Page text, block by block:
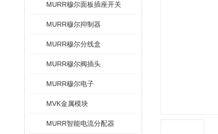
MURR穆尔面板插座开关
MURR穆尔抑制器
MURR穆尔分线盒
MURR穆尔阀插头
MURR穆尔电子
MVK金属模块
MURR智能电流分配器